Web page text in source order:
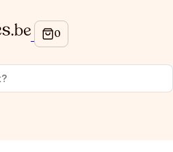
onze acties?
en ontvang